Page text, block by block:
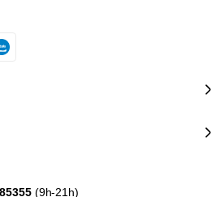
Ngay từ lần đầu tiên xuất hiện,
với một chiến binh có tên Nagi để
cống nạp thịt trinh nữ còn sống để đánh
(9h-21h)